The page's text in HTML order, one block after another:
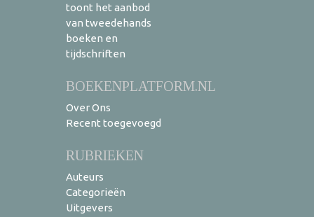
toont het aanbod
van tweedehands
boeken en
tijdschriften
BOEKENPLATFORM.NL
Over Ons
Recent toegevoegd
RUBRIEKEN
Auteurs
Categorieën
Uitgevers